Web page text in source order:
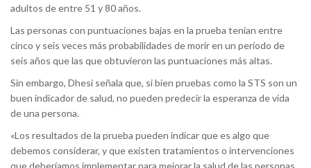
adultos de entre 51 y 80 años.
Las personas con puntuaciones bajas en la prueba tenían entre
cinco y seis veces más probabilidades de morir en un período de
seis años que las que obtuvieron las puntuaciones más altas.
Sin embargo, Dhesi señala que, si bien pruebas como la STS son un
buen indicador de salud, no pueden predecir la esperanza de vida
de una persona.
«Los resultados de la prueba pueden indicar que es algo que
debemos considerar, y que existen tratamientos o intervenciones